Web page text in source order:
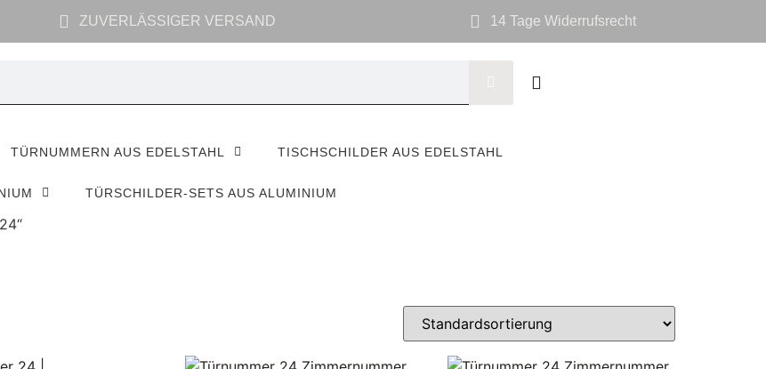
ZUVERLÄSSIGER VERSAND 14 Tage Widerrufsrecht
TÜRNUMMERN AUS EDELSTAHL TISCHSCHILDER AUS EDELSTAHL
TÜRSCHILDER-SETS AUS ALUMINIUM